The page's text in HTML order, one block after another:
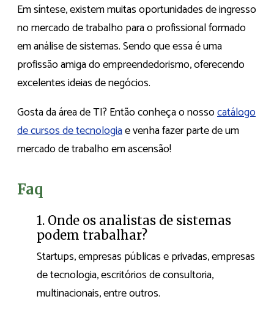
Em síntese, existem muitas oportunidades de ingresso
no mercado de trabalho para o profissional formado
em análise de sistemas. Sendo que essa é uma
profissão amiga do empreendedorismo, oferecendo
excelentes ideias de negócios.
Gosta da área de TI? Então conheça o nossocatálogo
de cursos de tecnologiae venha fazer parte de um
mercado de trabalho em ascensão!
Faq
1. Onde os analistas de sistemas
podem trabalhar?
Startups, empresas públicas e privadas, empresas
de tecnologia, escritórios de consultoria,
multinacionais, entre outros.